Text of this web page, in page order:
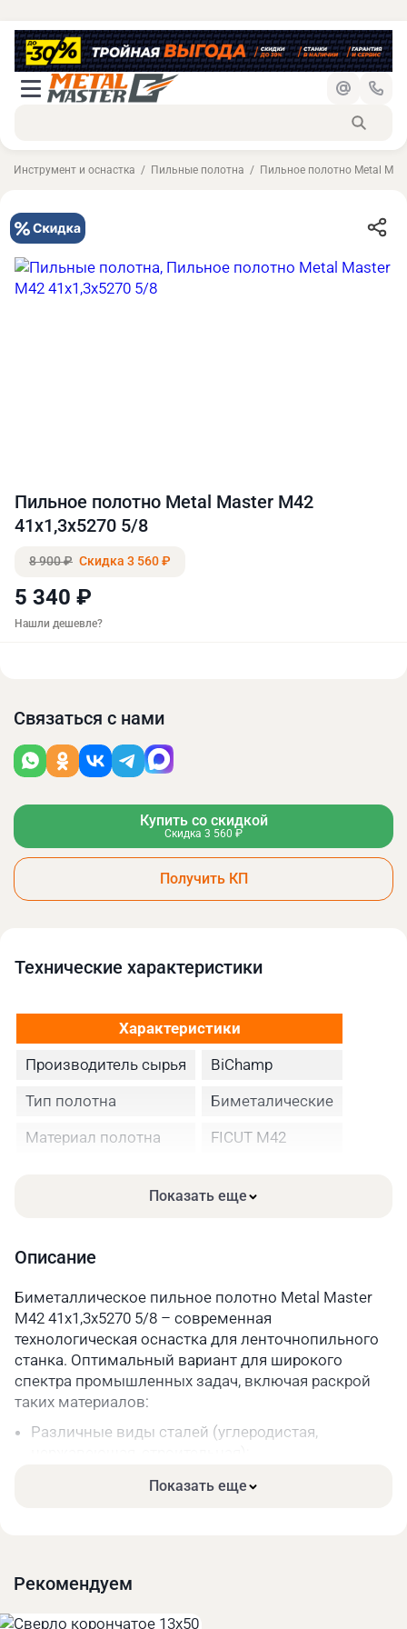
Инструмент и оснастка Пильные полотна Пильное полотно Metal
Пильное полотно Metal Master M42
41х1,3х5270 5/8
8 900 ₽ Скидка 3 560 ₽
5 340 ₽
Нашли дешевле?
Связаться с нами
Купить со скидкой
Скидка 3 560 ₽
Получить КП
Технические xарактеристики
Характеристики
Производитель сырья
BiChamp
Тип полотна
Биметалические
Материал полотна
FICUT М42
Параметры упакованного товара
Вес, кг
0,2
Длина, мм
330
Ширина, мм
330
Показать еще
Описание
Биметаллическое пильное полотно Metal Master
M42 41х1,3х5270 5/8 – современная
технологическая оснастка для ленточнопильного
станка. Оптимальный вариант для широкого
спектра промышленных задач, включая раскрой
таких материалов:
Различные виды сталей (углеродистая,
Цветные металлы и их сплавы.
из качественной быстрорежущей стали.
при высоких нагрузках.
Показать еще
Рекомендуем